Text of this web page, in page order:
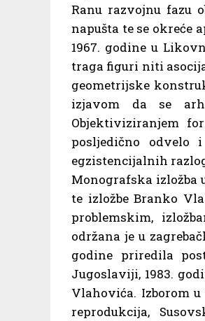
Ranu razvojnu fazu
napušta te se okreće
1967. godine u
traga figuri niti
geometrijske
izjavom da se
Objektiviziranjem
posljedično
egzistencijalnih
Monografska izložba
te izložbe Branko
problemskim,
održana je u
godine priredila
Jugoslaviji, 1983.
Vlahovića. Izborom
reprodukcija,